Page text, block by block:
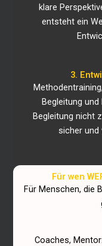
Für wen
Für Menschen, die
Coaches,
klare
entsteht ein
3.
Begleitung
Begleitung nicht
sicher